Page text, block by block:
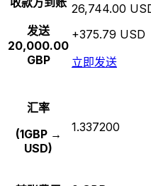
发送
20,000.00
GBP
26,744.00
+375.79 USD
立即发送
汇率
(1GBP →
USD)
1.337200